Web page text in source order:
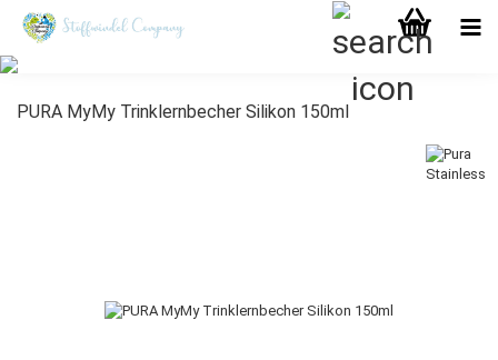
PURA MyMy Trinklernbecher Silikon 150ml